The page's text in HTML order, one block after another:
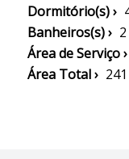
Dormitório(s) ›
Banheiros(s) › 2
Área de Serviço ›
Área Total ›